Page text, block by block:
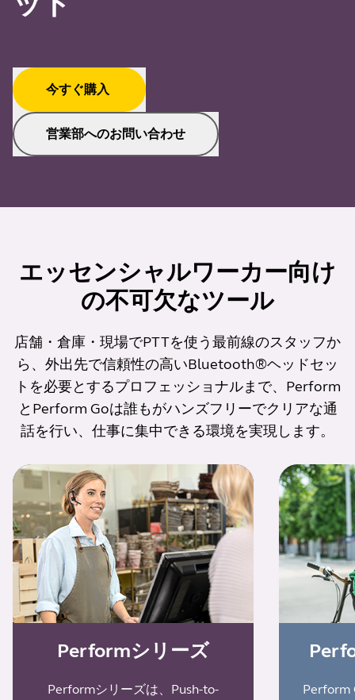
今すぐ購入
営業部へのお問い合わせ
エッセンシャルワーカー向け
の不可欠なツール
店舗・倉庫・現場でPTTを使う最前線のスタッフか
ら、外出先で信頼性の高いBluetooth®ヘッドセッ
トを必要とするプロフェッショナルまで、Perform
とPerform Goは誰もがハンズフリーでクリアな通
話を行い、仕事に集中できる環境を実現します。
Performシリーズ
Performシリーズは、Push-to-
Perform